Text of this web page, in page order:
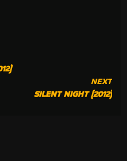
NEXT
SILENT NIGHT (2012)